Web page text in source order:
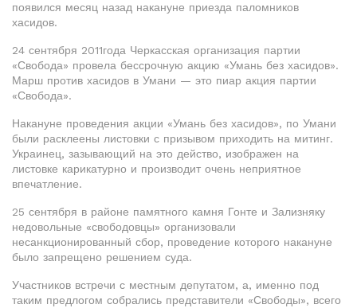
появился месяц назад накануне приезда паломников
хасидов.
24 сентября 2011года Черкасская организация партии
«Свобода» провела бессрочную акцию «Умань без хасидов».
Марш против хасидов в Умани — это пиар акция партии
«Свобода».
Накануне проведения акции «Умань без хасидов», по Умани
были расклеены листовки с призывом приходить на митинг.
Украинец, зазывающий на это действо, изображен на
листовке карикатурно и производит очень неприятное
впечатление.
25 сентября в районе памятного камня Гонте и Зализняку
недовольные «свободовцы» организовали
несанкционированный сбор, проведение которого накануне
было запрещено решением суда.
Участников встречи с местным депутатом, а, именно под
таким предлогом собрались представители «Свободы», всего